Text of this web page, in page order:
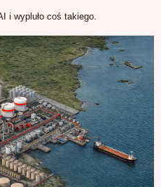
i wypluło coś takiego.